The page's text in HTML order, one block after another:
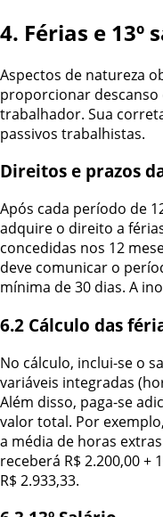
4. Férias e 13º
Aspectos de natureza
proporcionar
trabalhador. Sua
passivos trabalhistas.
Direitos e prazos
Após cada período de
adquire o direito a
concedidas nos 12
deve comunicar o
mínima de 30 dias. A
6.2 Cálculo das
No cálculo, inclui-se o
variáveis integradas
Além disso, paga-se
valor total. Por
a média de horas
receberá R$ 2.200,00
R$ 2.933,33.